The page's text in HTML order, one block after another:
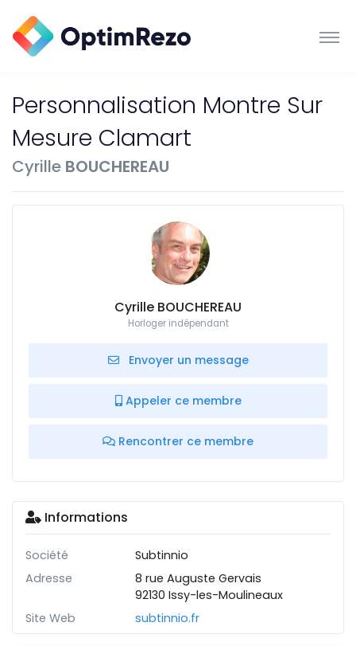
Personnalisation Montre Sur
Mesure Clamart
Cyrille BOUCHEREAU
Cyrille BOUCHEREAU
Horloger indépendant
Envoyer un message
Appeler ce membre
Rencontrer ce membre
Informations
Société
Subtinnio
Adresse
8 rue Auguste Gervais
92130 Issy-les-Moulineaux
Site Web
subtinnio.fr